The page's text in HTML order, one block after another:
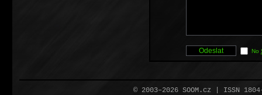
No
© 2003–2026 SOOM.cz | ISSN